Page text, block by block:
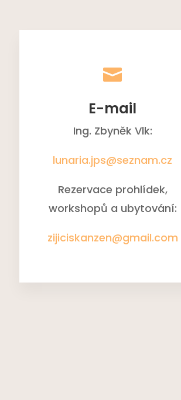

E-mail
Ing. Zbyněk Vlk:
lunaria.jps@seznam.cz
Rezervace prohlídek,
workshopů a ubytování:
zijiciskanzen@gmail.com